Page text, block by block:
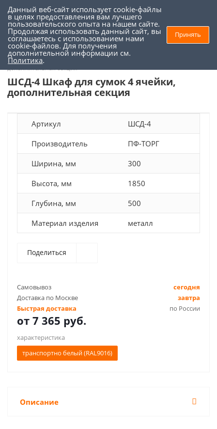
Торговое оборудование - Противокражные системы
Камеры хранения и шкафы - ШСД-4 Шкаф для сумок 4 ячейки,
дополнительная секция
ШСД-4 Шкаф для сумок 4 ячейки,
дополнительная секция
Артикул ШСД-4
Производитель ПФ-ТОРГ
Ширина, мм 300
Высота, мм 1850
Глубина, мм 500
Материал изделия металл
Поделиться
Самовывоз
сегодня
Доставка по Москве
завтра
Быстрая доставка
по России
от 7 365 руб.
характеристика
транспортно белый (RAL9016)
Описание
Данный веб-сайт использует cookie-файлы
в целях предоставления вам лучшего
пользовательского опыта на нашем сайте.
Продолжая использовать данный сайт, вы
соглашаетесь с использованием нами
cookie-файлов. Для получения
дополнительной информации см.
Политика.
Принять